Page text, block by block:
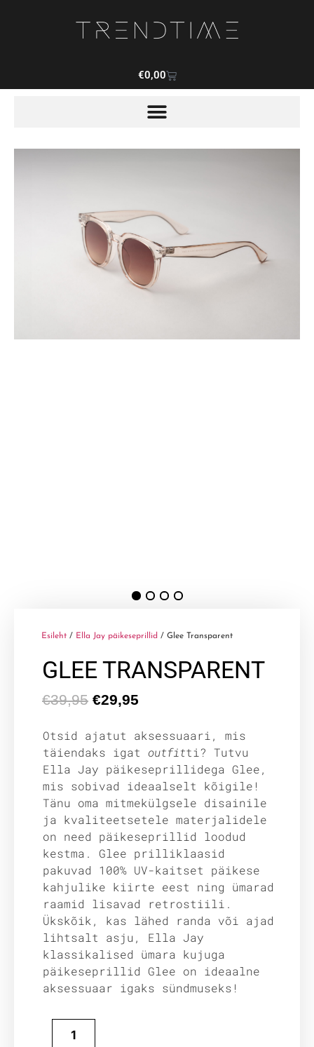
€0,00
Esileht / Ella Jay päikeseprillid / Glee Transparent
GLEE TRANSPARENT
€39,95 €29,95
Otsid ajatut aksessuaari, mis
täiendaks igat outfitti? Tutvu
Ella Jay päikeseprillidega Glee,
mis sobivad ideaalselt kõigile!
Tänu oma mitmekülgsele disainile
ja kvaliteetsetele materjalidele
on need päikeseprillid loodud
kestma. Glee prilliklaasid
pakuvad 100% UV-kaitset päikese
kahjulike kiirte eest ning ümarad
raamid lisavad retrostiili.
Ükskõik, kas lähed randa või ajad
lihtsalt asju, Ella Jay
klassikalised ümara kujuga
päikeseprillid Glee on ideaalne
aksessuaar igaks sündmuseks!